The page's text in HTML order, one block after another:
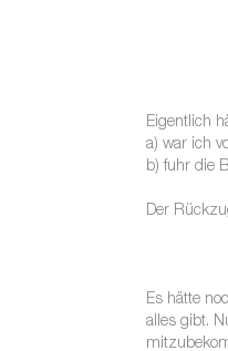
Eigentlich
a) war ich
b) fuhr die
Der
Es hätte
alles gibt.